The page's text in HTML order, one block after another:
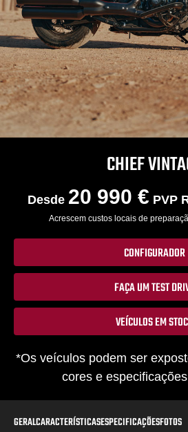
CHIEF
Desde 20 990 € PVP
Acrescem custos locais de
CONFIGURADOR
FAÇA UM TEST
VEÍCULOS EM
*Os veículos podem ser
cores e
GERALCARACTERÍSTICASESPECIFICAÇÕESFOTOS